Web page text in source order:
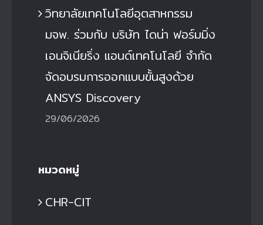
วิทยาลัยเทคโนโลยีอุตสาหกรรม
มจพ. ร่วมกับ บริษัท ไดน่า ฟอร์มมิ่ง
เอนจิเนียริ่ง แอนด์เทคโนโลยี จำกัด
จัดอบรมการออกแบบขั้นสูงด้วย
ANSYS Discovery
29/06/2026
หมวดหมู่
CHR-CIT